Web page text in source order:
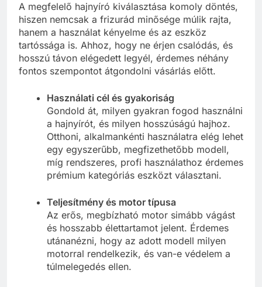
A megfelelő hajnyíró kiválasztása komoly döntés,
hiszen nemcsak a frizurád minősége múlik rajta,
hanem a használat kényelme és az eszköz
tartóssága is. Ahhoz, hogy ne érjen csalódás, és
hosszú távon elégedett legyél, érdemes néhány
fontos szempontot átgondolni vásárlás előtt.
Használati cél és gyakoriság
Gondold át, milyen gyakran fogod használni
a hajnyírót, és milyen hosszúságú hajhoz.
Otthoni, alkalmankénti használatra elég lehet
egy egyszerűbb, megfizethetőbb modell,
míg rendszeres, profi használathoz érdemes
prémium kategóriás eszközt választani.
Teljesítmény és motor típusa
Az erős, megbízható motor simább vágást
és hosszabb élettartamot jelent. Érdemes
utánanézni, hogy az adott modell milyen
motorral rendelkezik, és van-e védelem a
túlmelegedés ellen.